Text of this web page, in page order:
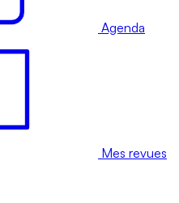
Agenda
Mes revues